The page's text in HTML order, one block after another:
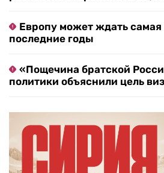
Европу может ждать
последние годы
«Пощечина братской
политики объяснили цель